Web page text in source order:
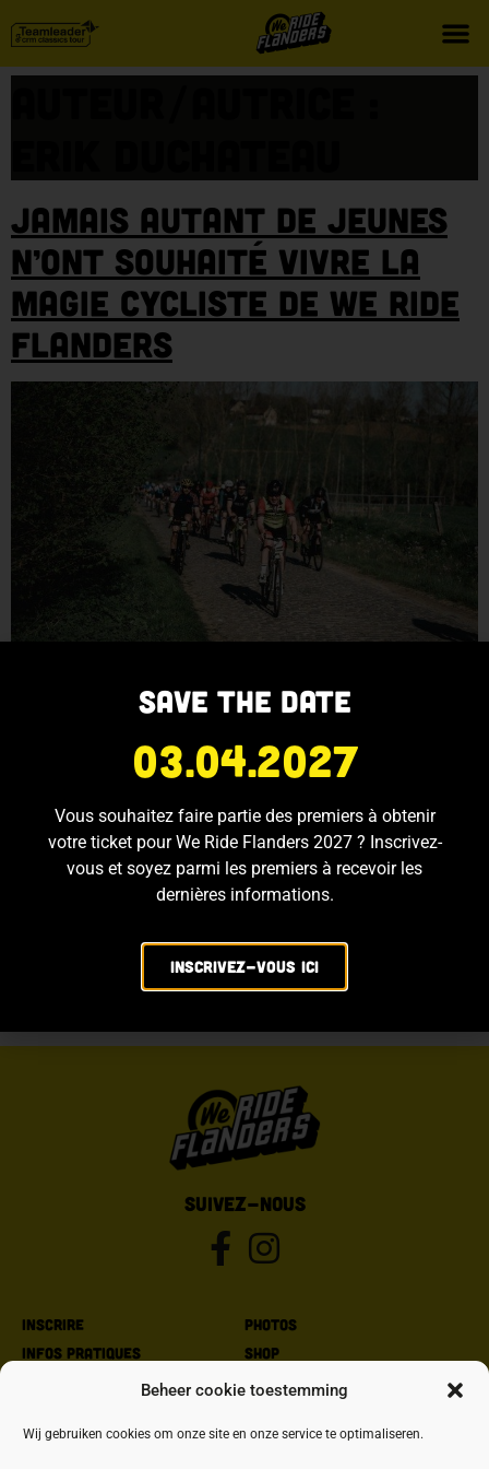
Beheer cookie toestemming
Wij gebruiken cookies om onze site en onze service te optimaliseren.
Jamais autant de jeunes
n’ont souhaité vivre la
magie cycliste de We Ride
Flanders
Disputer le Tour des Flandres un jour avant les pros, c’est ce
Flanders. La 34e édition accueille samedi quelque 14.000
participants de Belgique et de l’étranger, dont un nombre
remarquablement élevé de jeunes. Les plus longues
distances ont également clairement la cote. Pour les
participants, une […]
SUIVEZ-NOUS
Inscrire
Infos pratiques
Photos
Shop
Partenaires
Save the date
03.04.2027
Vous souhaitez faire partie des premiers à obtenir
votre ticket pour We Ride Flanders 2027 ? Inscrivez-
vous et soyez parmi les premiers à recevoir les
dernières informations.
Inscrivez-vous ici